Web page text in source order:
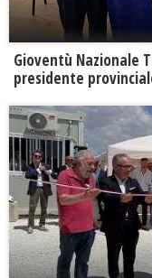
Gioventù Nazionale
presidente